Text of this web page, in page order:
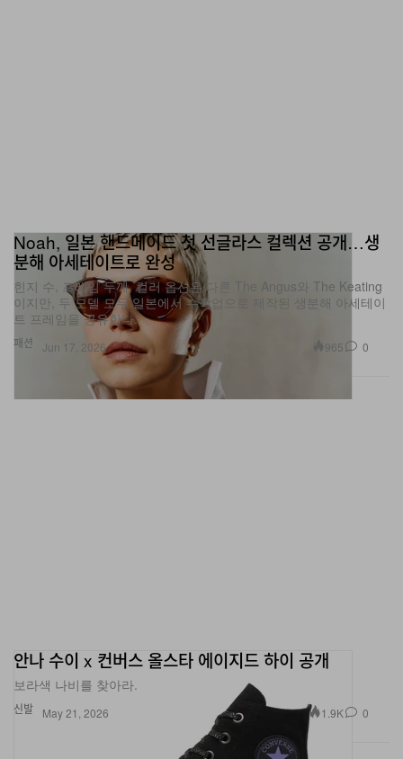
패션
분해 아세테이트로 완성
힌지 수, 프레임 두께, 컬러 옵션은 다른 The Angus와 The Keating
이지만, 두 모델 모두 일본에서 수작업으로 제작된 생분해 아세테이
트 프레임을 공유한다.
Jun 17, 2026
신발
보라색 나비를 찾아라.
May 21, 2026